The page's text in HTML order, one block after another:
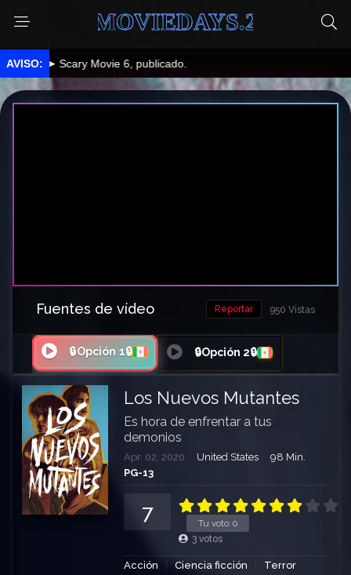
MOVIEDAYS.2
➤ Scary Movie 6, publicado.
Fuentes de vídeo 950 Vistas
Reportar
🔒Opción 1🔒 🔒Opción 2🔒
Los Nuevos Mutantes
Es hora de enfrentar a tus
demonios
Apr. 02, 2020 United States
98 Min.
PG-13
Tu voto: 0
7
3 votos
Acción Ciencia ficción Terror